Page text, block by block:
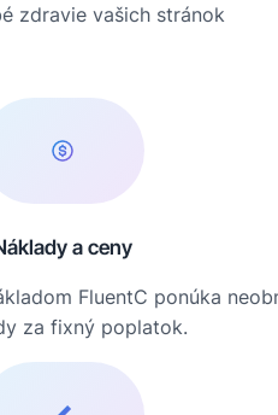
zdravie vašich stránok
a ceny
FluentC ponúka
za fixný poplatok.